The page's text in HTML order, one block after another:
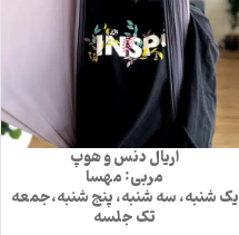
اریال دنس و هوپ
مربی: مهسا
یک شنبه، سه شنبه، پنج شنبه،جمعه
تک جلسه